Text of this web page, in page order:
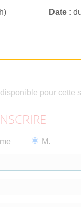
Date
pour cette
M.